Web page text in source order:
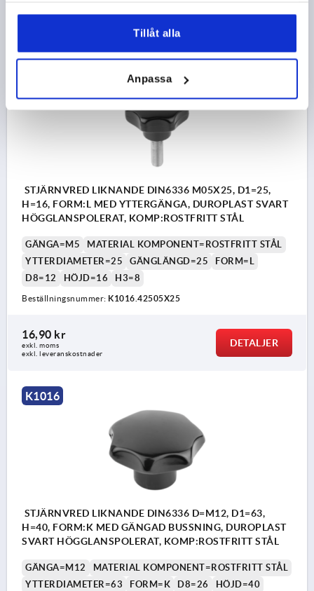
Tillåt alla
Anpassa
35,00 kr
STJÄRNVRED LIKNANDE DIN6336 M05X25, D1=25,
H=16, FORM:L MED YTTERGÄNGA, DUROPLAST SVART
HÖGGLANSPOLERAT, KOMP:ROSTFRITT STÅL
GÄNGA=M5
MATERIAL KOMPONENT=ROSTFRITT STÅL
YTTERDIAMETER=25
GÄNGLÄNGD=25
FORM=L
D8=12
HÖJD=16 H3=8
Beställningsnummer: K1016.42505X25
16,90 kr
exkl. moms
exkl. leveranskostnader
DETALJER
K1016
STJÄRNVRED LIKNANDE DIN6336 D=M12, D1=63,
H=40, FORM:K MED GÄNGAD BUSSNING, DUROPLAST
SVART HÖGGLANSPOLERAT, KOMP:ROSTFRITT STÅL
GÄNGA=M12
MATERIAL KOMPONENT=ROSTFRITT STÅL
YTTERDIAMETER=63
FORM=K D8=26 HÖJD=40